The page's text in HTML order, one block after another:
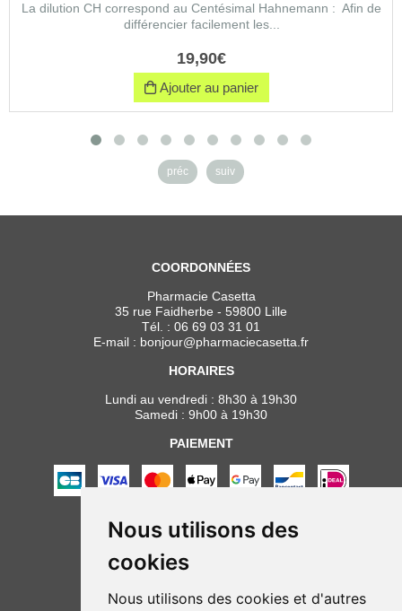
Nous utilisons des
cookies
Nous utilisons des cookies et d'autres
La dilution CH correspond au Centésimal Hahnemann : Afin de
différencier facilement les...
19,90€
Ajouter au panier
préc suiv
COORDONNÉES
Pharmacie Casetta
35 rue Faidherbe - 59800 Lille
Tél. : 06 69 03 31 01
E-mail : bonjour@pharmaciecasetta.fr
HORAIRES
Lundi au vendredi : 8h30 à 19h30
Samedi : 9h00 à 19h30
PAIEMENT
NOUS SUIVRE